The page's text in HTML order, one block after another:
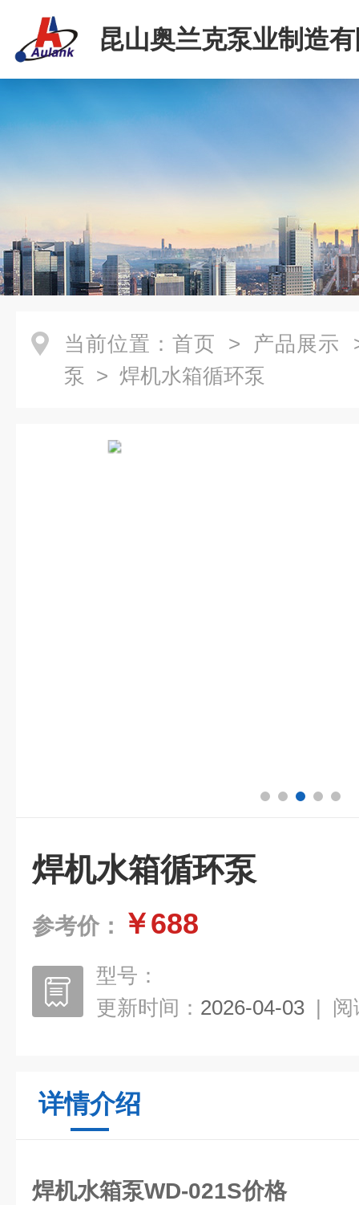
昆山奥兰克泵业制造
当前位置： 首页 > 产品展示
泵 > 焊机水箱循环泵
焊机水箱循环泵
参考价： ￥688
型号：
更新时间： 2026-04-03 | 阅
详情介绍
焊机水箱泵WD-021S价格